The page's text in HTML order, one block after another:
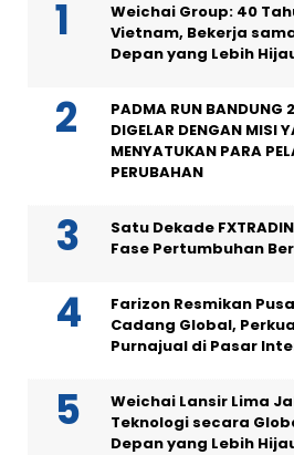
Weichai Group: 40
Vietnam, Bekerja
Depan yang Lebih
PADMA RUN BANDUNG
DIGELAR DENGAN MISI
MENYATUKAN PARA
PERUBAHAN
Satu Dekade
Fase Pertumbuhan
Farizon Resmikan
Cadang Global,
Purnajual di Pasar
Weichai Lansir Lima
Teknologi secara
Depan yang Lebih